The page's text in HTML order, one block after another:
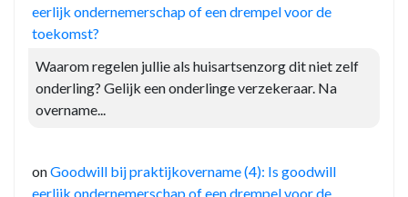
eerlijk ondernemerschap of een drempel voor de
toekomst?
Waarom regelen jullie als huisartsenzorg dit niet zelf
onderling? Gelijk een onderlinge verzekeraar. Na
overname...
onGoodwill bij praktijkovername (4): Is goodwill
eerlijk ondernemerschap of een drempel voor de